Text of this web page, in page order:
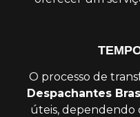
O processo de
Despachantes
úteis, dependendo